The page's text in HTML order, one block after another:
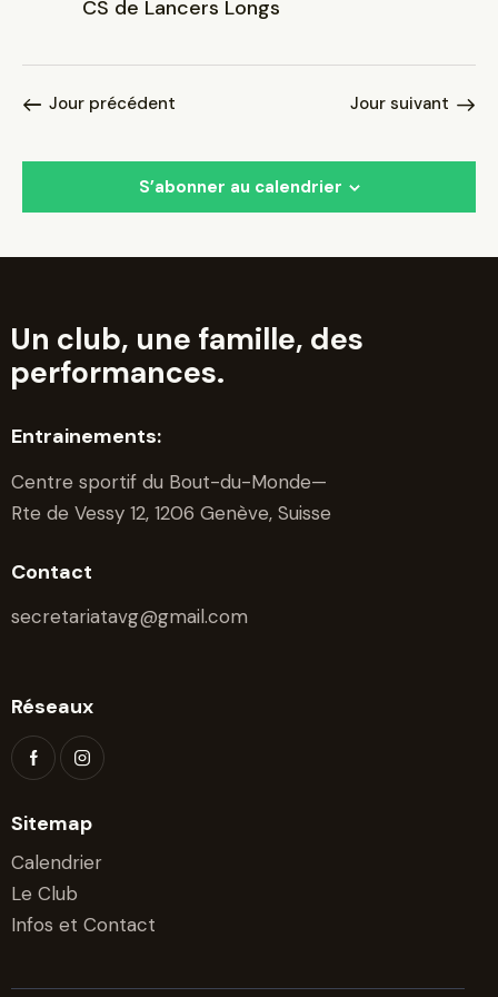
e
e
s
CS de Lancers Longs
Jour précédent Jour suivant
S’abonner au calendrier
Un club, une famille, des
performances.
Entrainements:
Centre sportif du Bout-du-Monde—
Rte de Vessy 12, 1206 Genève, Suisse
Contact
secretariatavg@gmail.com
Réseaux
Sitemap
Calendrier
Le Club
Infos et Contact